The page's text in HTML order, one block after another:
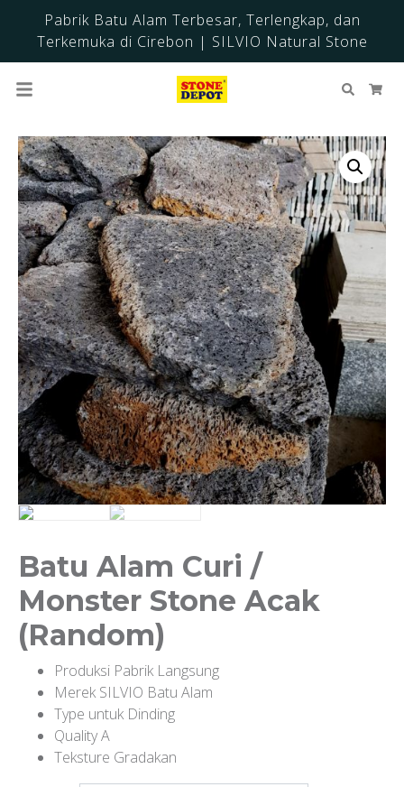
Pabrik Batu Alam Terbesar, Terlengkap, dan
Terkemuka di Cirebon | SILVIO Natural Stone
Cari
Batu Alam Curi /
Monster Stone Acak
(Random)
Produksi Pabrik Langsung
Merek SILVIO Batu Alam
Type untuk Dinding
Quality A
Teksture Gradakan